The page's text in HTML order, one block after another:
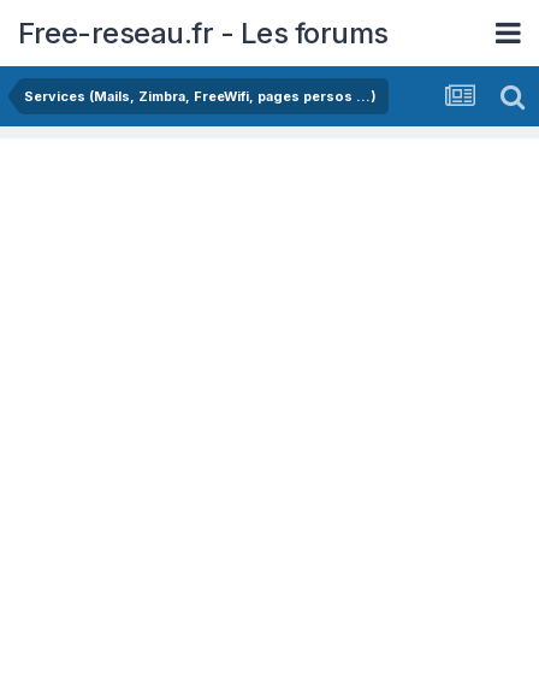
Free-reseau.fr - Les forums
Services (Mails, Zimbra, FreeWifi, pages persos ...)